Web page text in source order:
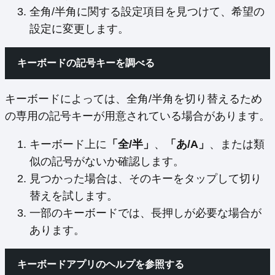
全角/半角に関する設定項目を見つけて、希望の
設定に変更します。
キーボードの記号キーを調べる
キーボードによっては、全角/半角を切り替えるため
の専用の記号キーが用意されている場合があります。
キーボード上に 「全/半」 、 「あ/A」 、または類
似の記号がないか確認します。
見つかった場合は、そのキーをタップして切り
替えを試します。
一部のキーボードでは、長押しが必要な場合が
あります。
キーボードアプリのヘルプを参照する